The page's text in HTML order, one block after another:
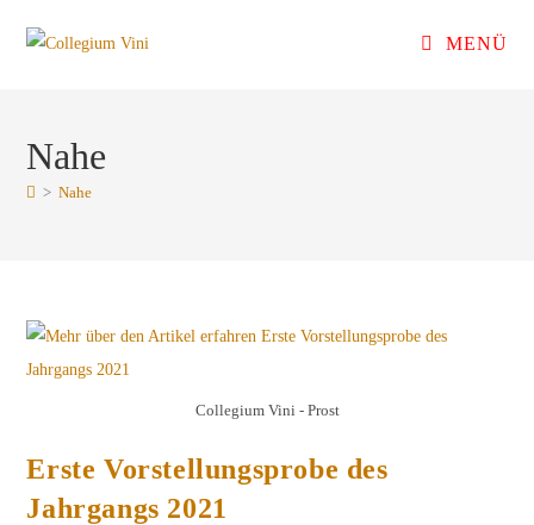
Inhalt
MENÜ
Nahe
> Nahe
Collegium Vini - Prost
Erste Vorstellungsprobe des
Jahrgangs 2021